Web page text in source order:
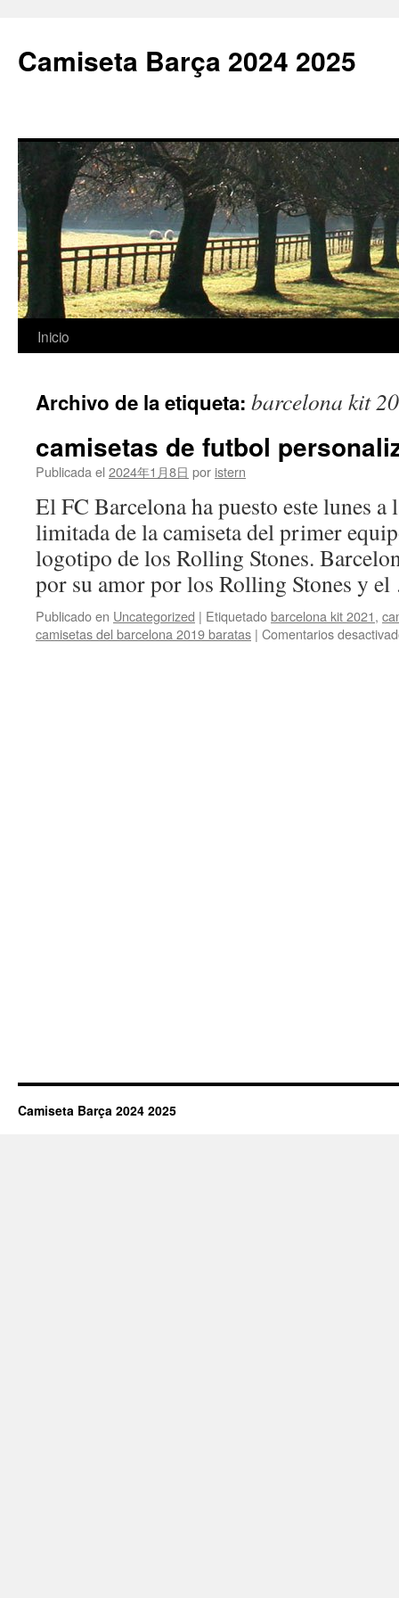
Camiseta Barça 2024 2025
Saltar
contenido
Inicio
Archivo de la etiqueta: barcelona kit
camisetas de futbol
Publicada el 2024年1月8日 por istern
El FC Barcelona ha puesto este lunes a
limitada de la camiseta del primer
logotipo de los Rolling Stones.
por su amor por los Rolling Stones y
Publicado en Uncategorized | Etiquetadobarcelona kit 2021,
camisetas del barcelona 2019 baratas | Comentarios
Camiseta Barça 2024 2025